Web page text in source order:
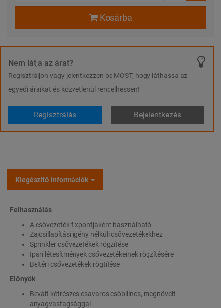
Kosárba
Nem látja az árat?
Regisztráljon vagy jelentkezzen be MOST, hogy láthassa az
egyedi áraikat és közvetlenül rendelhessen!
Regisztrálás Bejelentkezés
Kiegészítő információk
Felhasználás
A csővezeték fixpontjaként használható
Zajcsillapítási igény nélküli csővezetékekhez
Sprinkler csővezetékek rögzítése
Ipari létesítmények csővezetékeinek rögzítésére
Beltéri csővezetékek rögtítése
Előnyök
Bevált kétrészes csavaros csőbilincs, megnövelt
anyagvastagsággal